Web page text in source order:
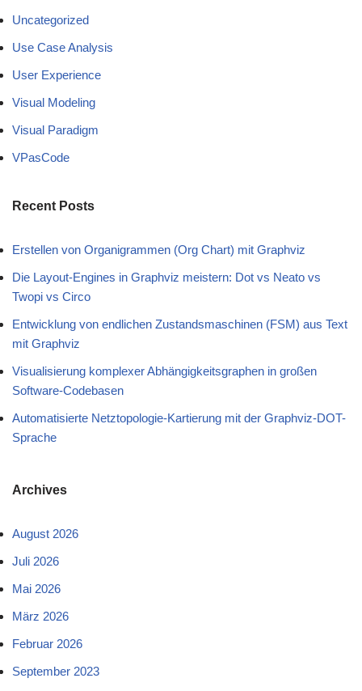
Uncategorized
Use Case Analysis
User Experience
Visual Modeling
Visual Paradigm
VPasCode
Recent Posts
Erstellen von Organigrammen (Org Chart) mit Graphviz
Die Layout-Engines in Graphviz meistern: Dot vs Neato vs
Twopi vs Circo
Entwicklung von endlichen Zustandsmaschinen (FSM) aus Text
mit Graphviz
Visualisierung komplexer Abhängigkeitsgraphen in großen
Software-Codebasen
Automatisierte Netztopologie-Kartierung mit der Graphviz-DOT-
Sprache
Archives
August 2026
Juli 2026
Mai 2026
März 2026
Februar 2026
September 2023